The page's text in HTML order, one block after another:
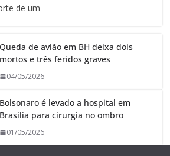
de um
Queda de avião em BH deixa dois
mortos e três feridos graves
04/05/2026
Bolsonaro é levado a hospital em
Brasília para cirurgia no ombro
01/05/2026